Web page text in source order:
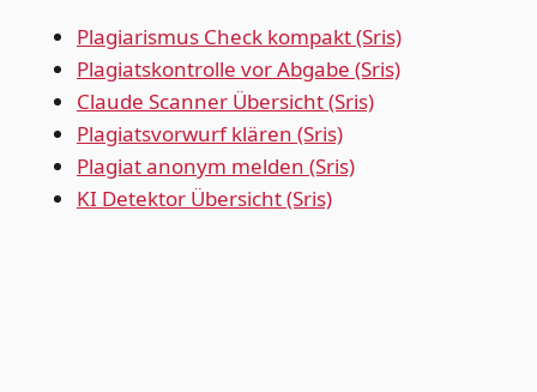
Plagiarismus Check kompakt (Sris)
Plagiatskontrolle vor Abgabe (Sris)
Claude Scanner Übersicht (Sris)
Plagiatsvorwurf klären (Sris)
Plagiat anonym melden (Sris)
KI Detektor Übersicht (Sris)